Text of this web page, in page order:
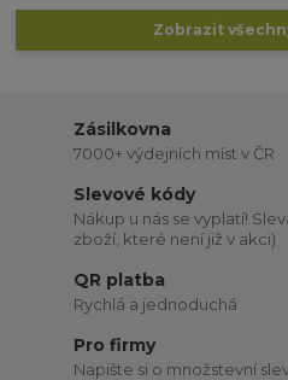
Zobrazit
Zásilkovna
7000+ výdejních míst v ČR
Slevové kódy
Nákup u nás se vyplatí!
zboží, které není již v akci)
QR platba
Rychlá a jednoduchá
Pro firmy
Napište si o množstevní